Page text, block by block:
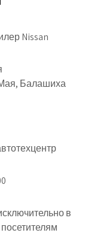
Nissan
Балашиха
в